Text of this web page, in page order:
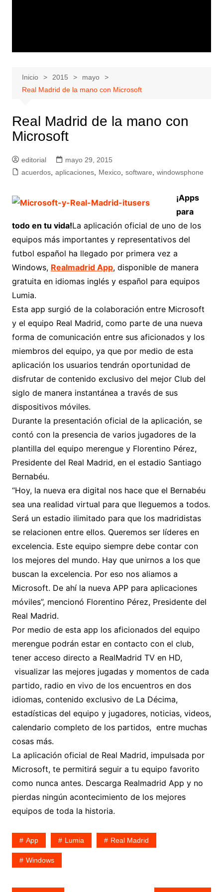
Inicio 2015
mayo
Real Madrid de la mano con Microsoft
Real Madrid de la mano con
Microsoft
editorial
mayo 29, 2015
acuerdos, aplicaciones, Mexico, software windowsphone
¡Apps
para
todo en tu vida!La aplicación oficial de uno de los
equipos más importantes y representativos del
futbol español ha llegado por primera vez a
Windows, Realmadrid App, disponible de manera
gratuita en idiomas inglés y español para equipos
Lumia.
Esta app surgió de la colaboración entre Microsoft
y el equipo Real Madrid, como parte de una nueva
forma de comunicación entre sus aficionados y los
miembros del equipo, ya que por medio de esta
aplicación los usuarios tendrán oportunidad de
disfrutar de contenido exclusivo del mejor Club del
siglo de manera instantánea a través de sus
dispositivos móviles.
Durante la presentación oficial de la aplicación, se
contó con la presencia de varios jugadores de la
plantilla del equipo merengue y Florentino Pérez,
Presidente del Real Madrid, en el estadio Santiago
Bernabéu.
“Hoy, la nueva era digital nos hace que el Bernabéu
sea una realidad virtual para que lleguemos a todos.
Será un estadio ilimitado para que los madridistas
se relacionen entre ellos. Queremos ser líderes en
excelencia. Este equipo siempre debe contar con
los mejores del mundo. Hay que unirnos a los que
buscan la excelencia. Por eso nos aliamos a
Microsoft. De ahí la nueva APP para aplicaciones
móviles”, mencionó Florentino Pérez, Presidente del
Real Madrid.
Por medio de esta app los aficionados del equipo
merengue podrán estar en contacto con el club,
tener acceso directo a RealMadrid TV en HD,
visualizar las mejores jugadas y momentos de cada
partido, radio en vivo de los encuentros en dos
idiomas, contenido exclusivo de La Décima,
estadísticas del equipo y jugadores, noticias, videos,
calendario completo de los partidos, entre muchas
cosas más.
La aplicación oficial de Real Madrid, impulsada por
Microsoft, te permitirá seguir a tu equipo favorito
como nunca antes. Descarga Realmadrid App y no
pierdas ningún acontecimiento de los mejores
equipos de toda la historia.
App Lumia Real Madrid
Windows